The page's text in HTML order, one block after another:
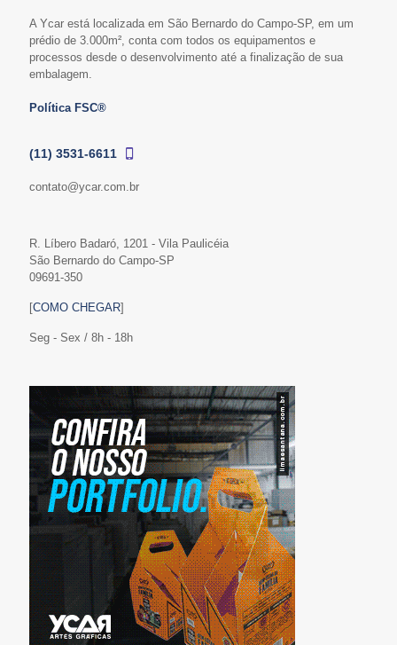
A Ycar está localizada em São Bernardo do Campo-SP, em um
prédio de 3.000m², conta com todos os equipamentos e
processos desde o desenvolvimento até a finalização de sua
embalagem.
Política FSC®
(11) 3531-6611
contato@ycar.com.br
R. Líbero Badaró, 1201 - Vila Paulicéia
São Bernardo do Campo-SP
09691-350
[COMO CHEGAR]
Seg - Sex / 8h - 18h